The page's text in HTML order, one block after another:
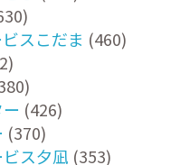
スこだま (460)
(426)
(370)
ス夕凪 (353)